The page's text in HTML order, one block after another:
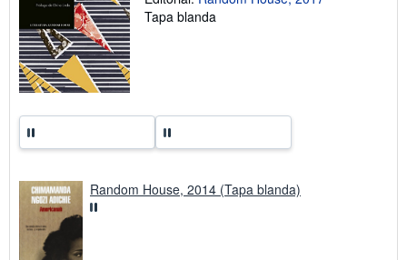
a
e
Tapa blanda
Random House, 2014 (Tapa blanda)